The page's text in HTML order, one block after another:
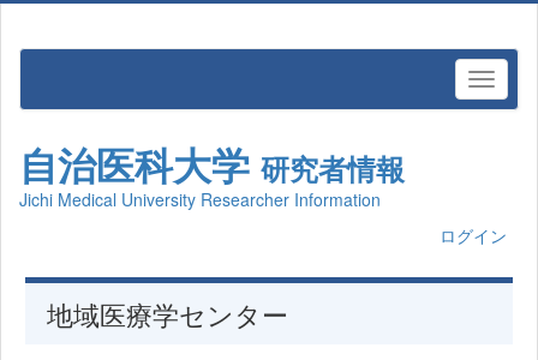
自治医科大学 研究者情報
Jichi Medical University Researcher Information
ログイン
地域医療学センター